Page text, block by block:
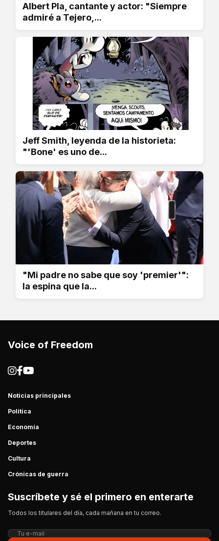
Albert Pla, cantante y actor: "Siempre
admiré a Tejero,...
Jeff Smith, leyenda de la historieta:
"'Bone' es uno de...
"Mi padre no sabe que soy 'premier'":
la espina que la...
Voice of Freedom
Noticias principales
Política
Economía
Deportes
Cultura
Crónicas de guerra
Suscríbete y sé el primero en enterarte
Todos los titulares del día, cada mañana en tu correo.